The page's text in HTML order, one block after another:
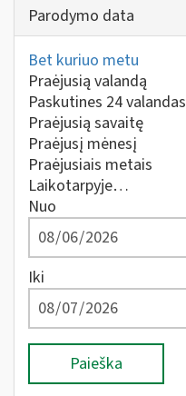
Parodymo data
Bet kuriuo metu
Praėjusią valandą
Paskutines 24 valandas
Praėjusią savaitę
Praėjusį mėnesį
Praėjusiais metais
Laikotarpyje…
Nuo
Iki
Paieška